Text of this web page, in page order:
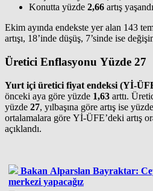
Konutta yüzde 2,66 artış
Ekim ayında endekste yer alan 143
artışı, 18’inde düşüş, 7’sinde ise
Üretici Enflasyonu Yüzde 27
Yurt içi üretici fiyat endeksi (Yİ-
önceki aya göre yüzde 1,63 arttı.
yüzde 27, yılbaşına göre artış ise yüzde
ortalamalara göre Yİ-ÜFE’deki artış
açıklandı.
Bakan Alparslan Bayraktar:
merkezi yapacağız